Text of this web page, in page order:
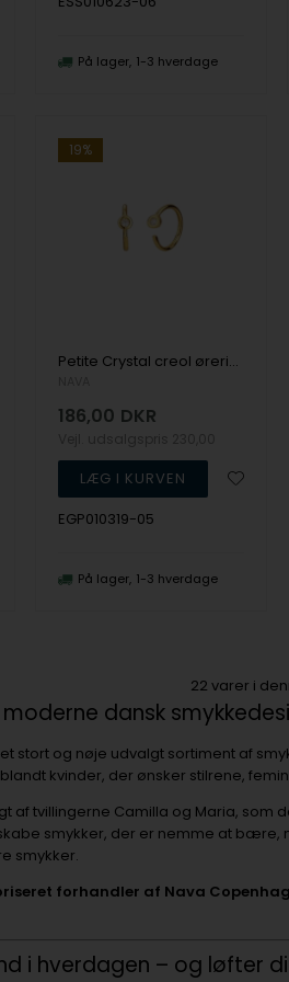
På lager 1-3 hverdage
19%
Petite Crystal creol øreringe i forgyldt sølv fra NAVA Copenhagen
186,00 DKR
EGP010319-05
På lager 1-3 hverdage
22 varer i
dansk
stort og nøje udvalgt sortiment af
kvinder, der ønsker stilrene,
af tvillingerne Camilla og Maria,
smykker, der er nemme at
smykker.
forhandler af Nava
i hverdagen – og løfter